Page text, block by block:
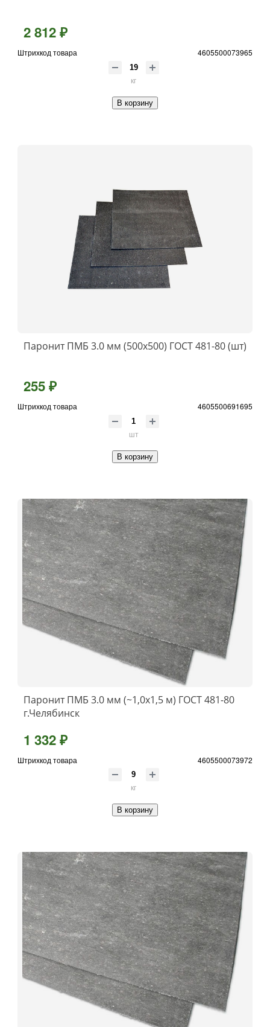
2 812 ₽
Штрихкод товара 4605500073965
кг
В корзину
Паронит ПМБ 3.0 мм (500х500) ГОСТ 481-80 (шт)
255 ₽
Штрихкод товара 4605500691695
шт
В корзину
Паронит ПМБ 3.0 мм (~1,0х1,5 м) ГОСТ 481-80
г.Челябинск
1 332 ₽
Штрихкод товара 4605500073972
кг
В корзину